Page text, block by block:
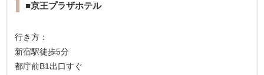
■京王プラザホテル
行き方：
新宿駅徒歩5分
都庁前B1出口すぐ